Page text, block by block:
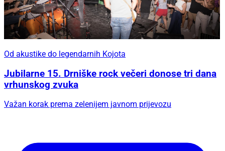
Od akustike do legendarnih Kojota
Jubilarne 15. Drniške rock večeri donose tri dana
vrhunskog zvuka
Važan korak prema zelenijem javnom prijevozu